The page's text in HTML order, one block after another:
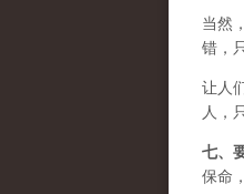
当然，
错，
让人
人，
七、
保命